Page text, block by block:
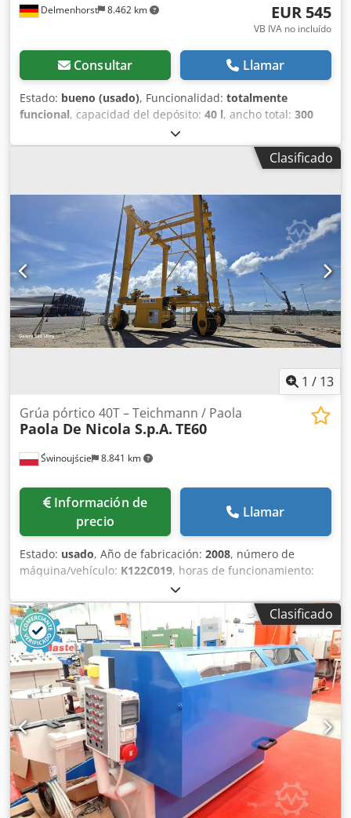
Delmenhorst 8.462 km EUR 545
VB IVA no incluído
Consultar Llamar
Estado: bueno (usado), Funcionalidad: totalmente
funcional, capacidad del depósito: 40 l, ancho total: 300
, material de la pared:
inoxidable, presión de funcionamiento:5 bar,
, Depósito de presión de acero
Última aplicación: Industria farmacéutica Volumen: 40 L
Tipo: Vertical sobre carro con ruedas Altura de las ruedas:
80 mm Material (en contacto con el producto): 1.4301 / AISI
304 Ejecución: De pared simple Tapa domo: 80x97 mm
Presión de trabajo según placa de características: 5 bar
Dimensiones del depósito: Diámetro exterior: 300 mm
Altura cilíndrica: 500 mm Altura total: 930 mm Anchura
total: 450 mm Crodpoza Eicofx Ah Ref Longitud total: 470
mm Materiales: Interior: 1.4301 / AISI 304 Exterior: 1.4301 /
AISI 304 Equipamiento: Placa de características: Sí
Clasificado
1 / 13
Świnoujście 8.841 km
Grúa pórtico 40T – Teichmann / Paola
Paola De Nicola S.p.A. TE60
Información de
precio
Llamar
Estado: usado, Año de fabricación: 2008, número de
máquina/vehículo: K122C019, horas de funcionamiento:
, Grúa pórtico de 40 toneladas – Teichmann / Paola
De Nicola Se vende una grúa pórtico con una capacidad de
elevación de 40 toneladas, tras una modernización integral
realizada en 2025 por Teichmann GmbH. La máquina está
en perfecto estado de funcionamiento, con las
certificaciones y la documentación técnica completas y
actualizadas. Datos básicos: • Fabricante: Paola De Nicola
S.p.A. • Año de fabricación: 2008 • Modernización: 2025
(Teichmann GmbH) • Capacidad de elevación: 4 carros x
15T (total 40T) • Número de serie: K122C019 • Dimensiones:
aproximadamente 11.000 x 11.000 x 15.450 mm (A x L x Al)
• Altura bajo el travesaño: aproximadamente 12.800 mm •
Velocidad de elevación: 4,0 / 8,0 m/min • Velocidad del
carro: 12 m/min • Velocidad de desplazamiento: 90 m/min •
Clasificado